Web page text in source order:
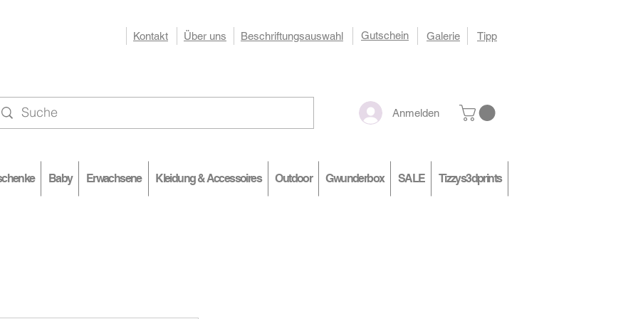
Kontakt Über uns Beschriftungsauswahl Gutschein Galerie Tipp
Anmelden
Baby Erwachsene Kleidung & Accessoires Outdoor Gwunderbox SALE Tizzys3dprints